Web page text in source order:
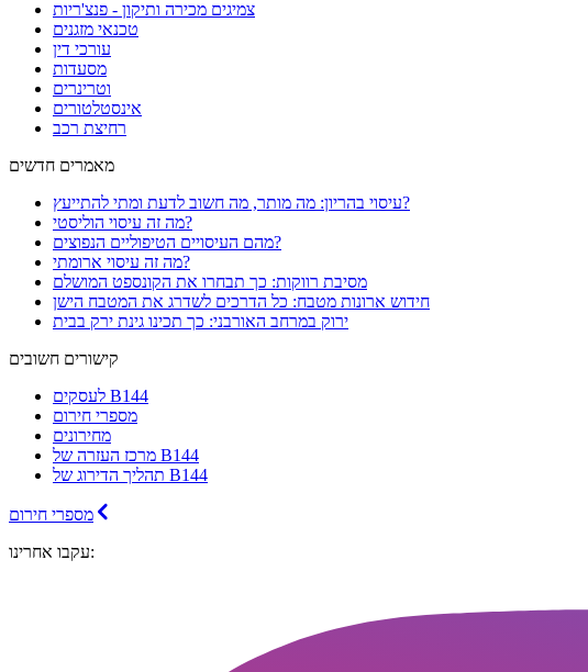
צמיגים מכירה ותיקון - פנצ'ריות
טכנאי מזגנים
עורכי דין
מסעדות
וטרינרים
אינסטלטורים
רחיצת רכב
מאמרים חדשים
עיסוי בהריון: מה מותר, מה חשוב לדעת ומתי להתייעץ?
מה זה עיסוי הוליסטי?
מהם העיסויים הטיפוליים הנפוצים?
מה זה עיסוי ארומתי?
מסיבת רווקות: כך תבחרו את הקונספט המושלם
חידוש ארונות מטבח: כל הדרכים לשדרג את המטבח הישן
ירוק במרחב האורבני: כך תכינו גינת ירק בבית
קישורים חשובים
לעסקים B144
מספרי חירום
מחירונים
מרכז העזרה של B144
תהליך הדירוג של B144
מספרי חירום
עקבו אחרינו: